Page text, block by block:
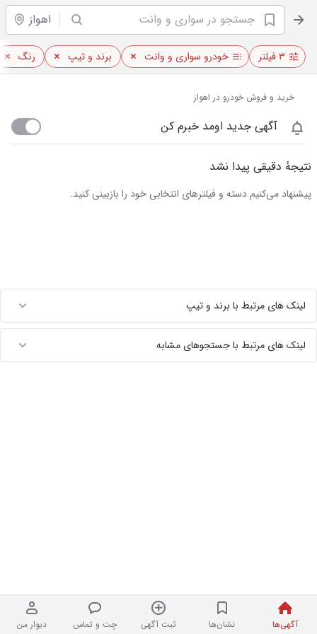
اهواز
آگهی‌ها نشان‌ها ثبت آگهی چت و تماس دیوار من
۳ فیلتر خودرو سواری و وانت برند و تیپ رنگ
خرید و فروش خودرو در اهواز
آگهی جدید اومد خبرم کن
نتیجهٔ دقیقی پیدا نشد
پیشنهاد می‌کنیم دسته و فیلترهای انتخابی خود را بازبینی کنید.
لینک های مرتبط با برند و تیپ
لینک های مرتبط با جستجوهای مشابه